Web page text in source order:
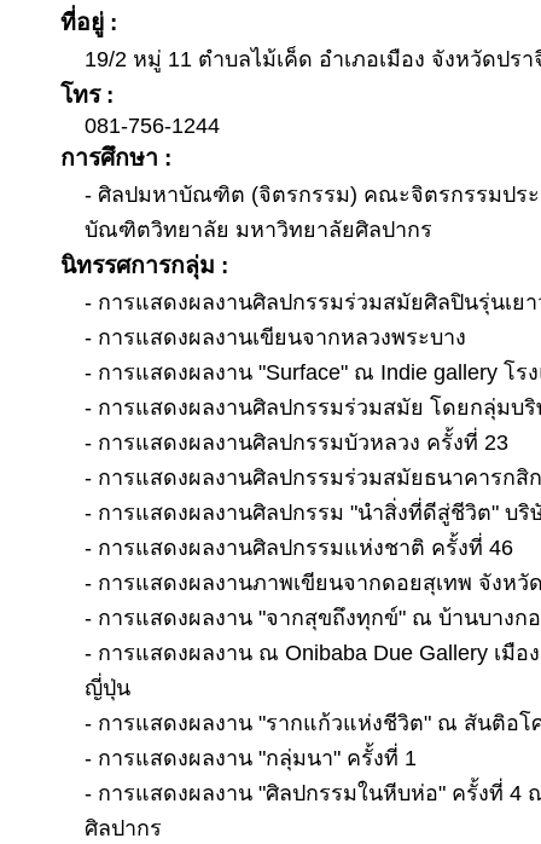
ที่อยู่ :
19/2 หมู่ 11 ตำบลไม้เค็ด อำเภอเมือง จังหวัดปร
โทร :
081-756-1244
การศึกษา :
- ศิลปมหาบัณฑิต (จิตรกรรม) คณะจิตรกรรมปร
บัณฑิตวิทยาลัย มหาวิทยาลัยศิลปากร
นิทรรศการกลุ่ม :
- การแสดงผลงานศิลปกรรมร่วมสมัยศิลปินรุ่นเย
- การแสดงผลงานเขียนจากหลวงพระบาง
- การแสดงผลงาน "Surface" ณ Indie gallery โร
- การแสดงผลงานศิลปกรรมร่วมสมัย โดยกลุ่มบ
- การแสดงผลงานศิลปกรรมบัวหลวง ครั้งที่ 23
- การแสดงผลงานศิลปกรรมร่วมสมัยธนาคารกสิ
- การแสดงผลงานศิลปกรรม "นำสิ่งที่ดีสู่ชีวิต" บ
- การแสดงผลงานศิลปกรรมแห่งชาติ ครั้งที่ 46
- การแสดงผลงานภาพเขียนจากดอยสุเทพ จังหวั
- การแสดงผลงาน "จากสุขถึงทุกข์" ณ บ้านบางก
- การแสดงผลงาน ณ Onibaba Due Gallery เมือ
ญี่ปุ่น
- การแสดงผลงาน "รากแก้วแห่งชีวิต" ณ สันติอโ
- การแสดงผลงาน "กลุ่มนา" ครั้งที่ 1
- การแสดงผลงาน "ศิลปกรรมในหีบห่อ" ครั้งที่ 4
ศิลปากร